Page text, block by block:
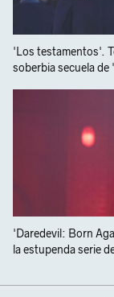
'Los testamentos'.
soberbia secuela de
'Daredevil: Born
la estupenda serie